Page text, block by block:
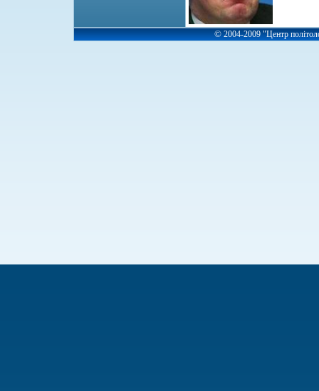
©2004-2009 "Центр